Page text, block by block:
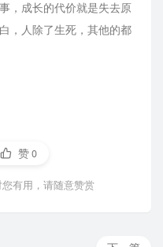
，成长的代价就是失去原
，人除了生死，其他的都
赞0
有用，请随意赞赏